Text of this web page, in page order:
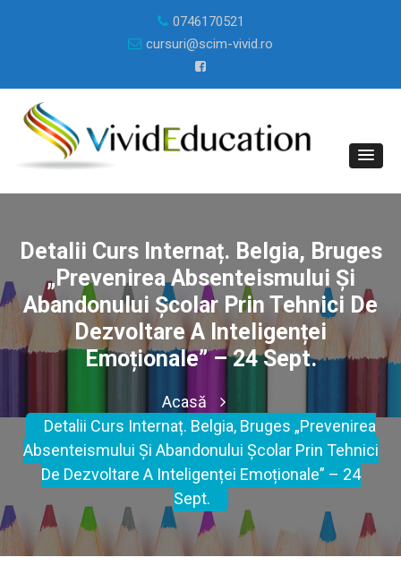
0746170521
cursuri@scim-vivid.ro
Detalii Curs Internaț. Belgia, Bruges
„Prevenirea Absenteismului Și
Abandonului Școlar Prin Tehnici De
Dezvoltare A Inteligenței
Emoționale” – 24 Sept.
Acasă
Detalii Curs Internaț. Belgia, Bruges „Prevenirea
Absenteismului Și Abandonului Școlar Prin Tehnici
De Dezvoltare A Inteligenței Emoționale” – 24
Sept.